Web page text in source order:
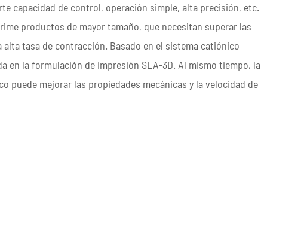
capacidad de control, operación simple, alta precisión, etc.
productos de mayor tamaño, que necesitan superar las
tasa de contracción. Basado en el sistema catiónico
en la formulación de impresión SLA-3D. Al mismo tiempo, la
mejorar las propiedades mecánicas y la velocidad de